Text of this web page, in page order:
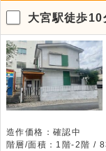
大宮駅徒歩
舗
造作価格：確認中
階層/面積：1階-2階 /